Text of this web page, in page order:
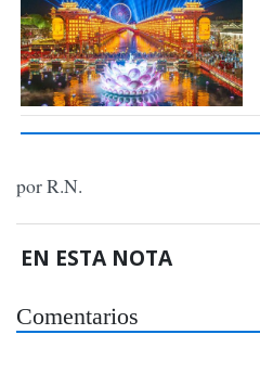
por R.N.
EN ESTA NOTA
Comentarios